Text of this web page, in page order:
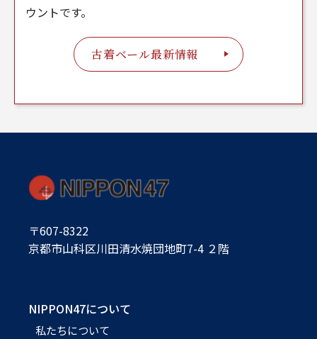
ウントです。
古着ベール最新情報
〒607-8322
京都市山科区川田清水焼団地町7-4 ２階
NIPPON47について
私たちについて